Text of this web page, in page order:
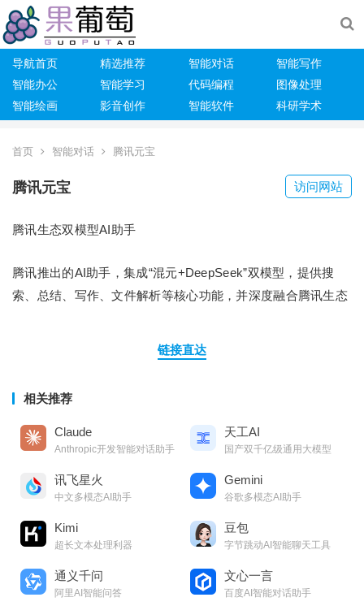
导航首页 精选推荐 智能对话
智能写作
智能办公
智能学习 代码编程
图像处理
智能绘画
影音创作 智能软件 科研学术
首页 智能对话 腾讯元宝
腾讯元宝 访问网站
腾讯生态双模型AI助手
腾讯推出的AI助手，集成“混元+DeepSeek”双模型，提供搜
索、总结、写作、文件解析等核心功能，并深度融合腾讯生态
链接直达
相关推荐
Claude
Anthropic开发智能对话助手
天工AI
国产双千亿级通用大模型
讯飞星火
中文多模态AI助手
Gemini
谷歌多模态AI助手
Kimi
超长文本处理利器
豆包
字节跳动AI智能聊天工具
通义千问
阿里AI智能问答
文心一言
百度AI智能对话助手